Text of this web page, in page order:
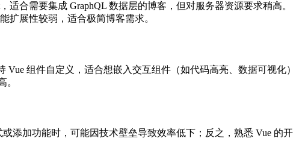
适合需要集成 GraphQL 数据层的博客，但对服务器资源要求稍高。
扩展性较弱，适合极简博客需求。
Vue 组件自定义，适合想嵌入交互组件（如代码高亮、数据可视化）
。
添加功能时，可能因技术壁垒导致效率低下；反之，熟悉 Vue 的开